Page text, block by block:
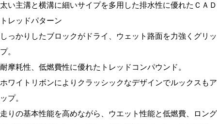
太い主溝と横溝に細いサイプを多用した排水性に優れたＣＡＤ
トレッドパターン
しっかりしたブロックがドライ、ウェット路面を力強くグリッ
プ。
耐摩耗性、低燃費性に優れたトレッドコンパウンド。
ホワイトリボンによりクラッシックなデザインでルックスもア
ップ。
走りの基本性能を高めながら、ウエット性能と低燃費、ロング